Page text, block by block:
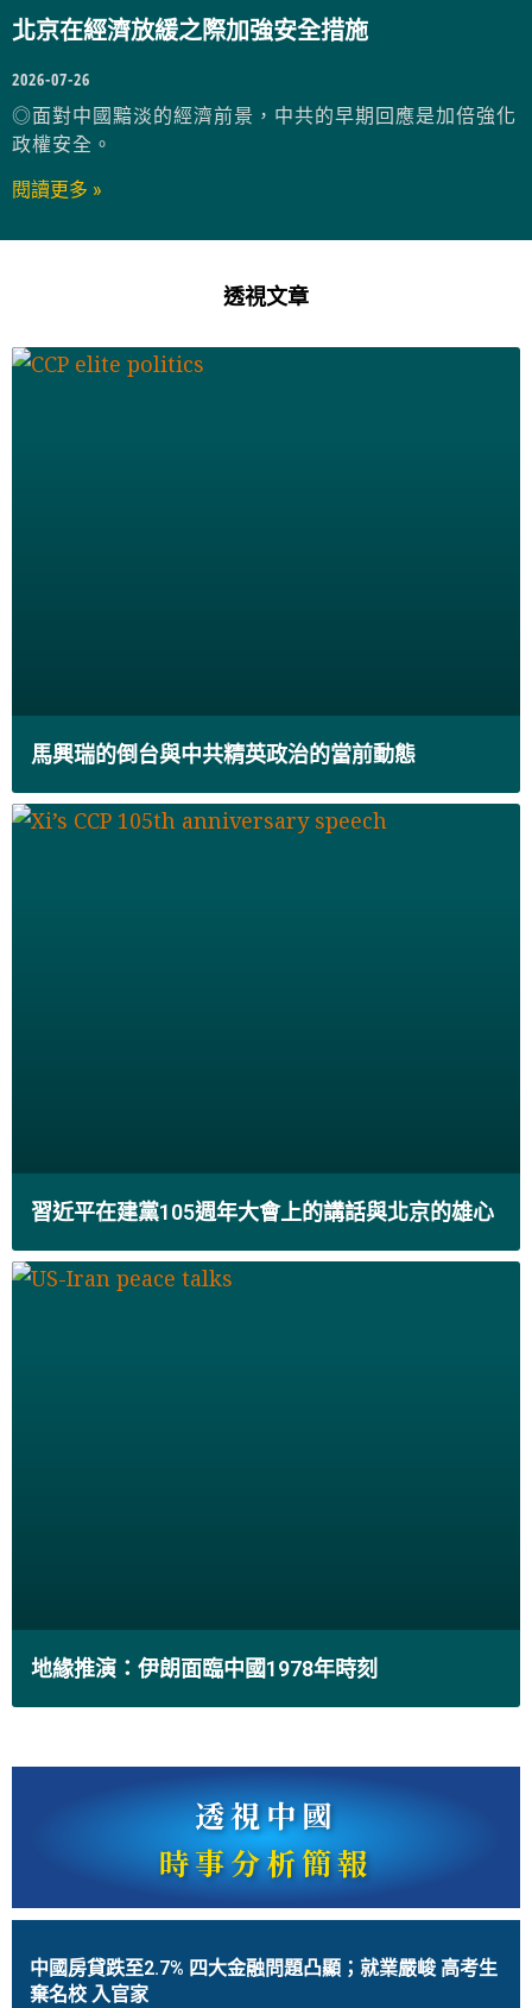
北京在經濟放緩之際加強安全措施
2026-07-26
◎面對中國黯淡的經濟前景，中共的早期回應是加倍強化
政權安全。
閱讀更多 »
透視文章
馬興瑞的倒台與中共精英政治的當前動態
習近平在建黨105週年大會上的講話與北京的雄心
地緣推演：伊朗面臨中國1978年時刻
透視中國
時事分析簡報
中國房貸跌至2.7% 四大金融問題凸顯；就業嚴峻 高考生
棄名校 入官家